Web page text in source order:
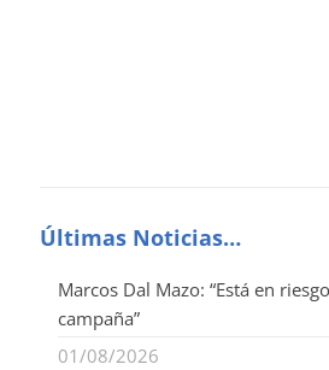
Últimas Noticias…
Marcos Dal Mazo: “Está en
campaña”
01/08/2026